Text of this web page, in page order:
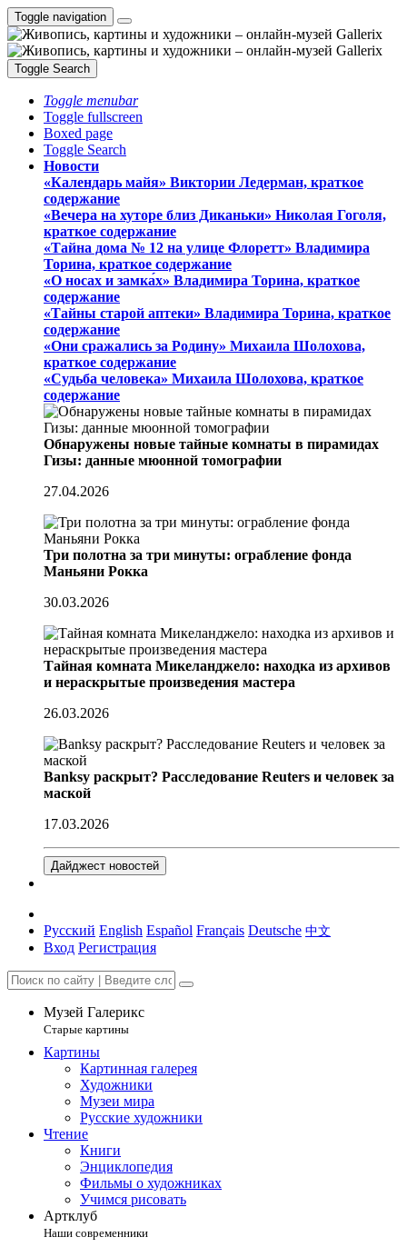
Toggle navigation
Toggle Search
Toggle menubar
Toggle fullscreen
Boxed page
Toggle Search
Новости
«Календарь майя» Виктории Ледерман, краткое
содержание
«Вечера на хуторе близ Диканьки» Николая Гоголя,
краткое содержание
«Тайна дома № 12 на улице Флоретт» Владимира
Торина, краткое содержание
«О носах и замка́х» Владимира Торина, краткое
содержание
«Тайны старой аптеки» Владимира Торина, краткое
содержание
«Они сражались за Родину» Михаила Шолохова,
краткое содержание
«Судьба человека» Михаила Шолохова, краткое
содержание
Обнаружены новые тайные комнаты в пирамидах
Гизы: данные мюонной томографии
27.04.2026
Три полотна за три минуты: ограбление фонда
Маньяни Рокка
30.03.2026
Тайная комната Микеланджело: находка из архивов
и нераскрытые произведения мастера
26.03.2026
Banksy раскрыт? Расследование Reuters и человек за
маской
17.03.2026
Дайджест новостей
Русский English Español Français Deutsche 中文
Вход Регистрация
Музей Галерикс
Старые картины
Картины
Картинная галерея
Художники
Музеи мира
Русские художники
Чтение
Книги
Энциклопедия
Фильмы о художниках
Учимся рисовать
Артклуб
Наши современники